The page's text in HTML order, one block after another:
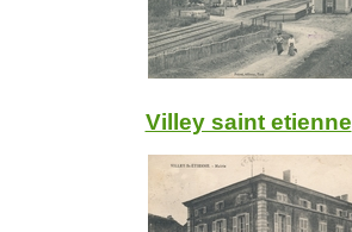
Villey saint etienne